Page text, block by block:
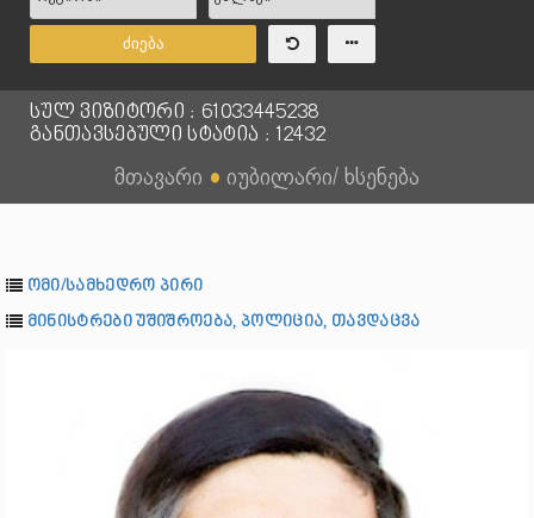
ძიება
სულ ვიზიტორი : 61033445238
განთავსებული სტატია : 12432
მთავარი ● იუბილარი/ ხსენება
ომი/სამხედრო პირი
მინისტრები უშიშროება, პოლიცია, თავდაცვა